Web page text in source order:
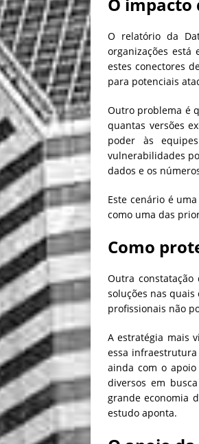
O relatório da
organizações
estes conectores
para potenciais
Outro problema é
quantas versões
poder às
vulnerabilidades
dados e os
Este cenário é
como uma das
Como
Outra
soluções nas quais
profissionais não
A estratégia mais
essa infraestrutura
ainda com o
diversos em
grande economia
estudo aponta.